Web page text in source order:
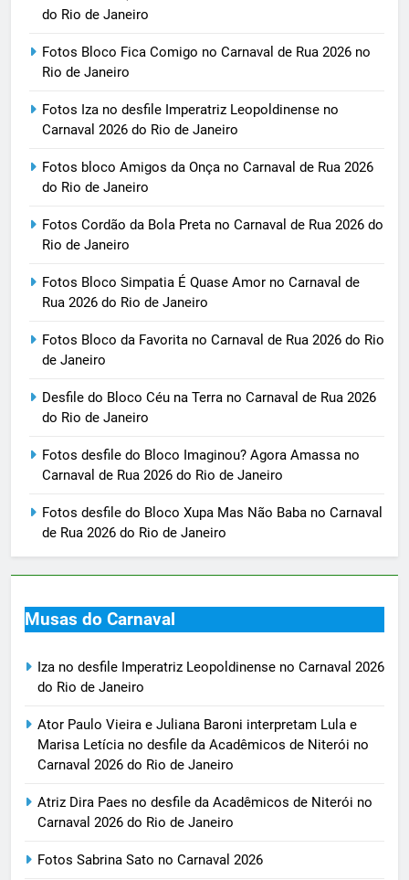
do Rio de Janeiro
Fotos Bloco Fica Comigo no Carnaval de Rua 2026 no
Rio de Janeiro
Fotos Iza no desfile Imperatriz Leopoldinense no
Carnaval 2026 do Rio de Janeiro
Fotos bloco Amigos da Onça no Carnaval de Rua 2026
do Rio de Janeiro
Fotos Cordão da Bola Preta no Carnaval de Rua 2026 do
Rio de Janeiro
Fotos Bloco Simpatia É Quase Amor no Carnaval de
Rua 2026 do Rio de Janeiro
Fotos Bloco da Favorita no Carnaval de Rua 2026 do Rio
de Janeiro
Desfile do Bloco Céu na Terra no Carnaval de Rua 2026
do Rio de Janeiro
Fotos desfile do Bloco Imaginou? Agora Amassa no
Carnaval de Rua 2026 do Rio de Janeiro
Fotos desfile do Bloco Xupa Mas Não Baba no Carnaval
de Rua 2026 do Rio de Janeiro
Musas do Carnaval
Iza no desfile Imperatriz Leopoldinense no Carnaval 2026
do Rio de Janeiro
Ator Paulo Vieira e Juliana Baroni interpretam Lula e
Marisa Letícia no desfile da Acadêmicos de Niterói no
Carnaval 2026 do Rio de Janeiro
Atriz Dira Paes no desfile da Acadêmicos de Niterói no
Carnaval 2026 do Rio de Janeiro
Fotos Sabrina Sato no Carnaval 2026